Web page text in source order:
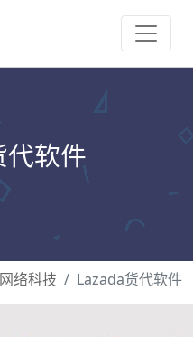
代软件
络科技 Lazada货代软件